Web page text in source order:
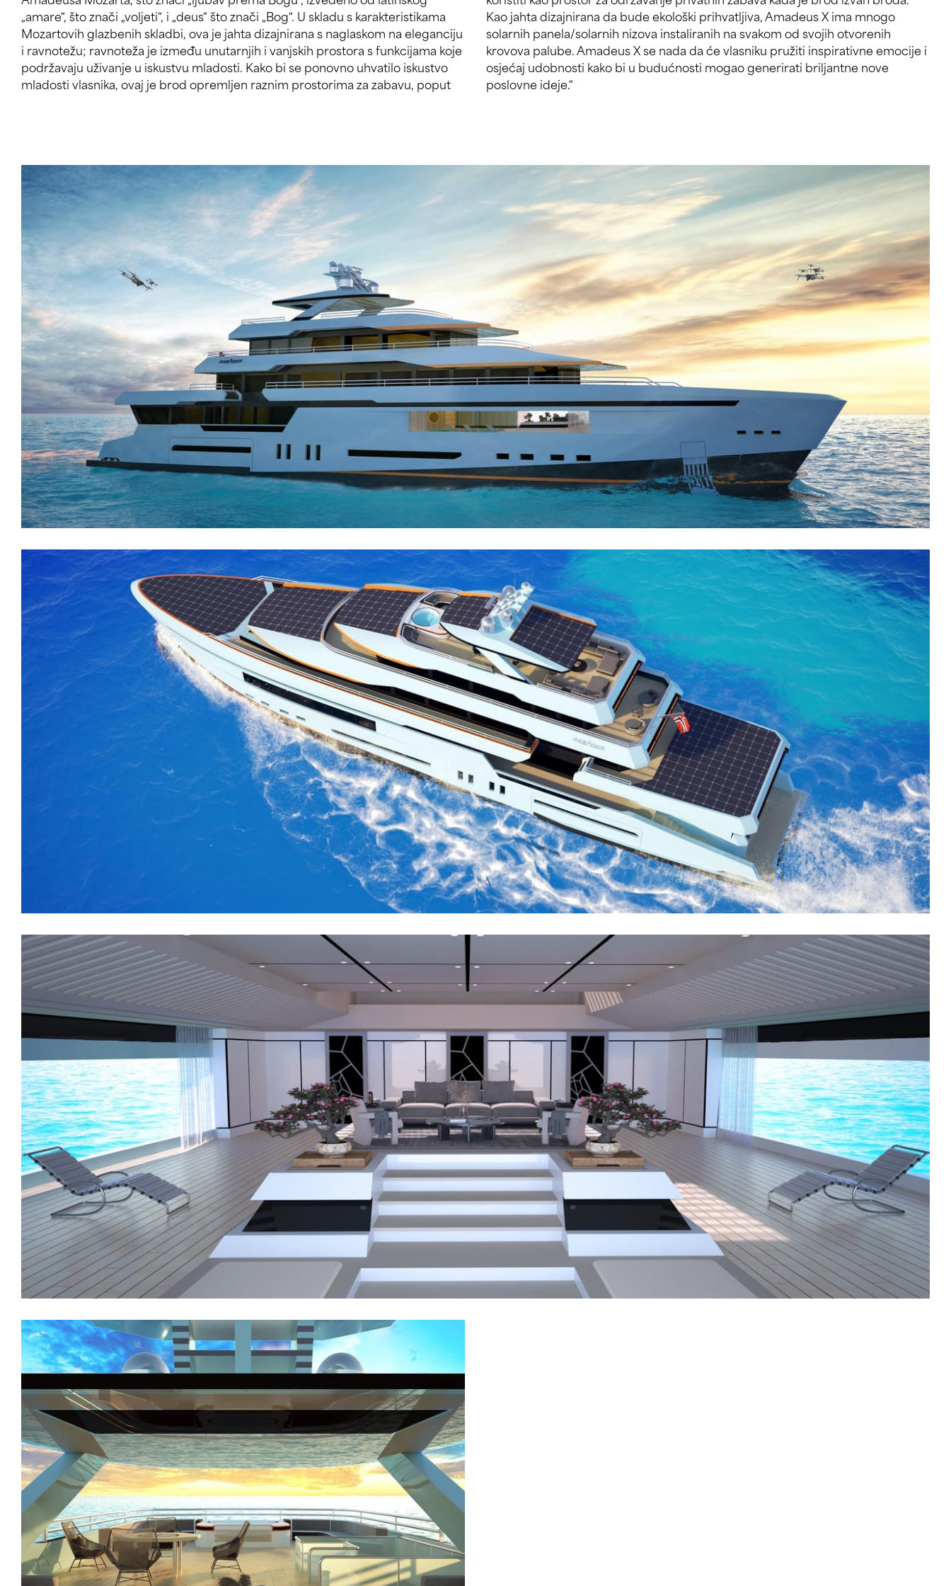
„amare“, što znači „voljeti“, i „deus“ što znači „Bog“. U skladu s karakteristikama
Mozartovih glazbenih skladbi, ova je jahta dizajnirana s naglaskom na eleganciju
i ravnotežu; ravnoteža je između unutarnjih i vanjskih prostora s funkcijama koje
podržavaju uživanje u iskustvu mladosti. Kako bi se ponovno uhvatilo iskustvo
mladosti vlasnika, ovaj je brod opremljen raznim prostorima za zabavu, poput
Kao jahta dizajnirana da bude ekološki prihvatljiva, Amadeus X ima mnogo
solarnih panela/solarnih nizova instaliranih na svakom od svojih otvorenih
krovova palube. Amadeus X se nada da će vlasniku pružiti inspirativne emocije i
osjećaj udobnosti kako bi u budućnosti mogao generirati briljantne nove
poslovne ideje.“